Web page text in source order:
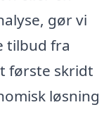
gør vi
tilbud fra
første skridt
løsning